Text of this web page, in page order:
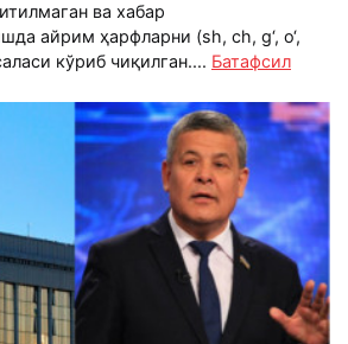
ва хабар
айрим ҳарфларни (sh, ch, g‘, o‘,
кўриб чиқилган.... Батафсил